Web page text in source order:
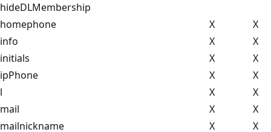
hideDLMembership
homephone
X
X
info
X
X
initials
X
X
ipPhone
X
X
l
X
X
mail
X
X
mailnickname
X
X